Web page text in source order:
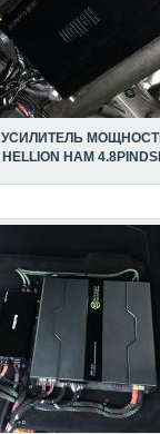
УСИЛИТЕЛЬ
HELLION HAM